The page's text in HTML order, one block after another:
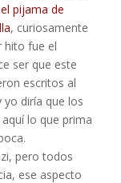
pijama de
, curiosamente
hito fue el
ser que este
escritos al
diría que los
lo que prima
pero todos
ese aspecto